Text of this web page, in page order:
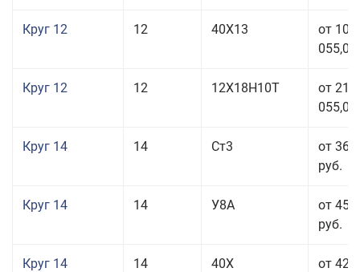
Круг 12 12 40Х13
от 103
055,00
Круг 12 12 12Х18Н10Т
от 212
055,00
Круг 14 14 Ст3
от 36
руб.
Круг 14 14 У8А
от 45
руб.
Круг 14 14 40Х
от 42